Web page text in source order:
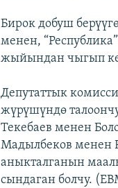
Бирок добуш
менен,
жыйындан чыгып
Депутаттык
жүрүшүндө
Текебаев менен
Мадылбеков менен
аныкталганын
сындаган болчу.